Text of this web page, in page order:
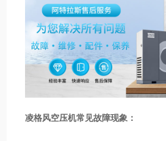
凌格风空压机常见故障现象：